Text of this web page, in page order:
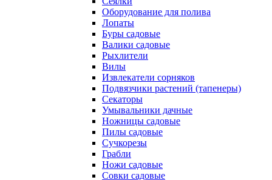
Оборудование для полива
Лопаты
Буры садовые
Валики садовые
Рыхлители
Вилы
Извлекатели сорняков
Подвязчики растений (тапенеры)
Секаторы
Умывальники дачные
Ножницы садовые
Пилы садовые
Сучкорезы
Грабли
Ножи садовые
Совки садовые